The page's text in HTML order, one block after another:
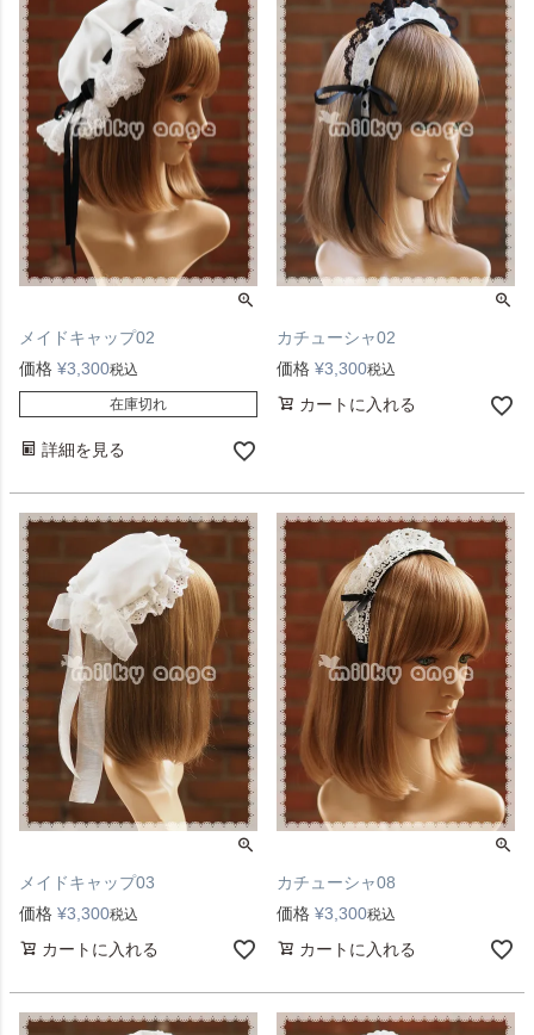
メイドキャップ02
価格 ¥3,300税込
在庫切れ
詳細を見る
カチューシャ02
価格 ¥3,300税込
カートに入れる
メイドキャップ03
価格 ¥3,300税込
カートに入れる
カチューシャ08
価格 ¥3,300税込
カートに入れる